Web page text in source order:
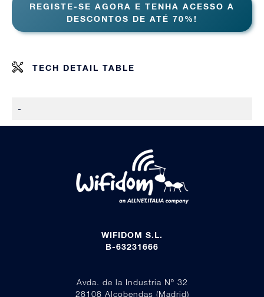
REGISTE-SE AGORA E TENHA ACESSO A
DESCONTOS DE ATÉ 70%!
TECH DETAIL TABLE
-
WIFIDOM S.L.
B-63231666
Avda. de la Industria Nº 32
28108 Alcobendas (Madrid)